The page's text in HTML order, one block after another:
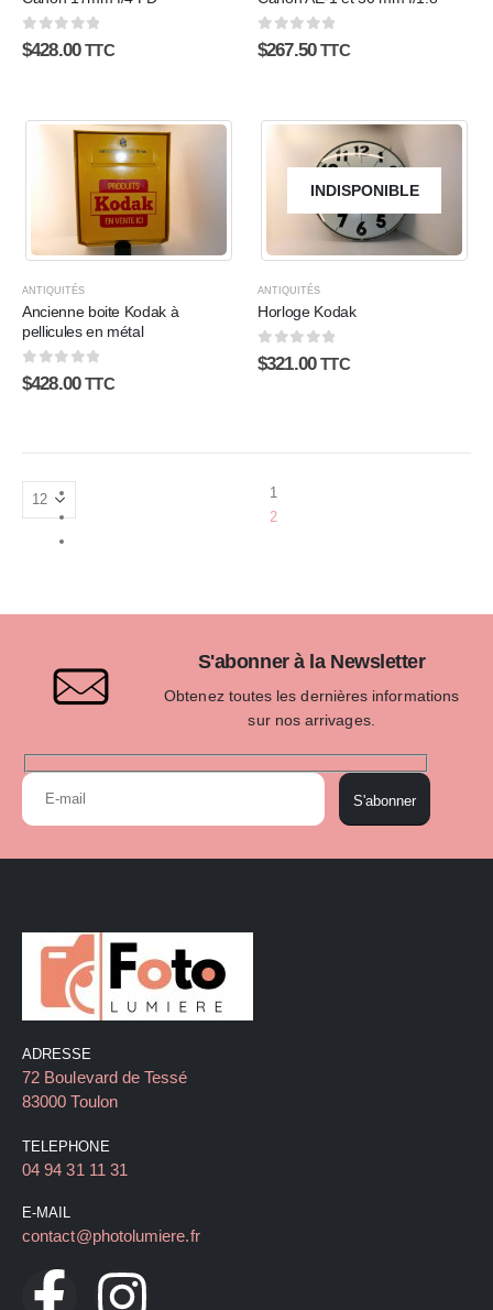
0sur 5
$428.00 TTC 0sur 5
$267.50 TTC
ANTIQUITÉS
Ancienne boite Kodak à
pellicules en métal
0sur 5
$428.00 TTC
INDISPONIBLE
ANTIQUITÉS
Horloge Kodak
0sur 5
$321.00 TTC
1
2
S'abonner à la Newsletter
Obtenez toutes les dernières informations
sur nos arrivages.
S'abonner
ADRESSE
72 Boulevard de Tessé
83000 Toulon
TELEPHONE
04 94 31 11 31
E-MAIL
contact@photolumiere.fr